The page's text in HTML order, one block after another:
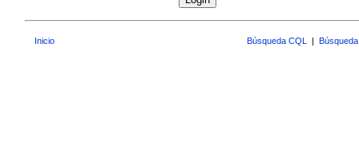
Inicio Búsqueda CQL |